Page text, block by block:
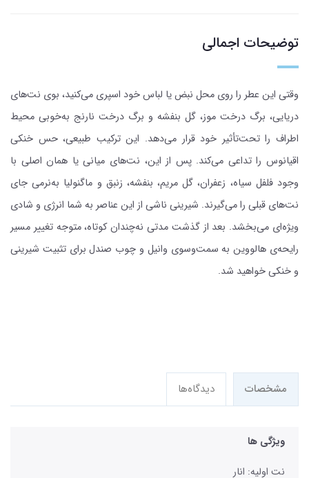
توضیحات اجمالی
وقتی این عطر را روی محل نبض یا لباس خود اسپری می‌کنید، بوی نت‌های
دریایی، برگ درخت موز، گل بنفشه و برگ درخت نارنج به‌خوبی محیط
اطراف را تحت‌تأثیر خود قرار می‌دهد. این ترکیب طبیعی، حس خنکی
اقیانوس را تداعی می‌کند. پس از این، نت‌های میانی یا همان اصلی با
وجود فلفل سیاه، زعفران، گل مریم، بنفشه، زنبق و ماگنولیا به‌نرمی جای
نت‌های قبلی را می‌گیرند. شیرینی ناشی از این عناصر به شما انرژی و شادی
ویژه‌ای می‌بخشد. بعد از گذشت مدتی نه‌چندان کوتاه، متوجه تغییر مسیر
رایحه‌ی هالووین به سمت‌وسوی وانیل و چوب صندل برای تثبیت شیرینی
و خنکی خواهید شد.
مشخصات دیدگاه‌ها
ویژگی ها
نت اولیه: انار